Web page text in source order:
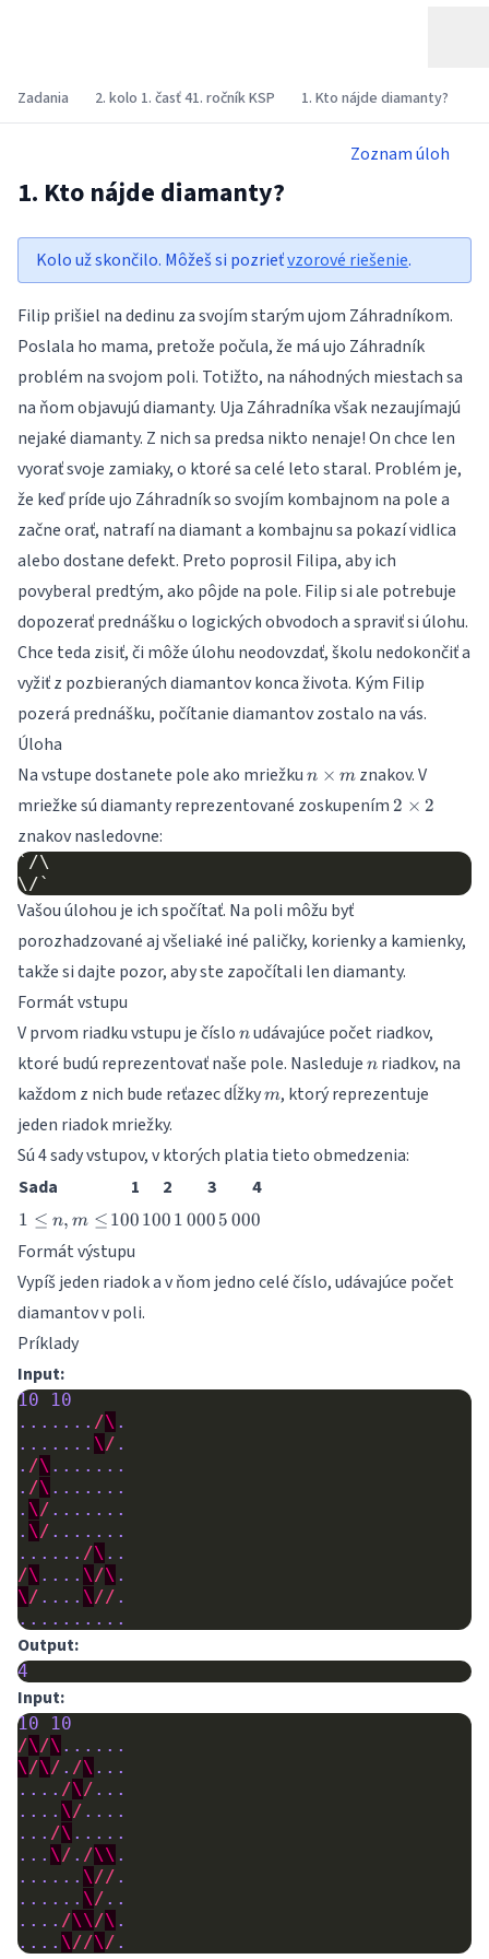
Zadania 2. kolo 1. časť 41. ročník KSP 1. Kto nájde diamanty?
Zoznam úloh
1. Kto nájde diamanty?
Kolo už skončilo. Môžeš si pozrieťvzorové riešenie.
Filip prišiel na dedinu za svojím starým ujom Záhradníkom.
Poslala ho mama, pretože počula, že má ujo Záhradník
problém na svojom poli. Totižto, na náhodných miestach sa
na ňom objavujú diamanty. Uja Záhradníka však nezaujímajú
nejaké diamanty. Z nich sa predsa nikto nenaje! On chce len
vyorať svoje zamiaky, o ktoré sa celé leto staral. Problém je,
že keď príde ujo Záhradník so svojím kombajnom na pole a
začne orať, natrafí na diamant a kombajnu sa pokazí vidlica
alebo dostane defekt. Preto poprosil Filipa, aby ich
povyberal predtým, ako pôjde na pole. Filip si ale potrebuje
dopozerať prednášku o logických obvodoch a spraviť si úlohu.
Chce teda zisiť, či môže úlohu neodovzdať, školu nedokončiť a
vyžiť z pozbieraných diamantov konca života. Kým Filip
pozerá prednášku, počítanie diamantov zostalo na vás.
Úloha
Na vstupe dostanete pole ako mriežku n
m
n × m znakov. V
mriežke sú diamanty reprezentované zoskupením 2
2 × 2
znakov nasledovne:
`/\
Vašou úlohou je ich spočítať. Na poli môžu byť
porozhadzované aj všeliaké iné paličky, korienky a kamienky,
takže si dajte pozor, aby ste započítali len diamanty.
Formát vstupu
V prvom riadku vstupu je číslo n
nudávajúce počet riadkov,
ktoré budú reprezentovať naše pole. Nasleduje n
n riadkov, na
každom z nich bude reťazec dĺžkym
m, ktorý reprezentuje
jeden riadok mriežky.
Sú 4 sady vstupov, v ktorých platia tieto obmedzenia:
Sada
1 2 3 4
1
n,
m
\leq
1 ≤ n, m ≤ 100
100 100
100 1\,000
1 000 5\,000
5 000
Formát výstupu
Vypíš jeden riadok a v ňom jedno celé číslo, udávajúce počet
diamantov v poli.
Príklady
Input:
10
10
....... /\ .
....... \/ .
. /\ .......
. /\ .......
. \/ .......
. \/ .......
...... /\ ..
/\ .... \/\ .
\/ .... \// .
..........
Output:
4
Input:
10
10
/\/\ ......
\/\/ . /\ ...
.... /\/ ...
.... \/ ....
... /\ .....
... \/ . /\\ .
...... \// .
...... \/ ..
.... /\\/\ .
.... \//\/ .